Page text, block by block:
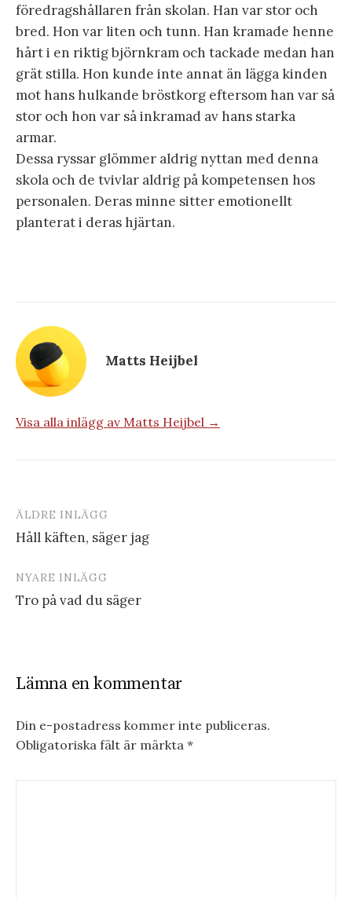
föredragshållaren från skolan. Han var stor och
bred. Hon var liten och tunn. Han kramade henne
hårt i en riktig björnkram och tackade medan han
grät stilla. Hon kunde inte annat än lägga kinden
mot hans hulkande bröstkorg eftersom han var så
stor och hon var så inkramad av hans starka
armar.
Dessa ryssar glömmer aldrig nyttan med denna
skola och de tvivlar aldrig på kompetensen hos
personalen. Deras minne sitter emotionellt
planterat i deras hjärtan.
Matts Heijbel
Visa alla inlägg av Matts Heijbel →
Inläggsnavigering
ÄLDRE INLÄGG
Håll käften, säger jag
NYARE INLÄGG
Tro på vad du säger
Lämna en kommentar
Din e-postadress kommer inte publiceras.
Obligatoriska fält är märkta *